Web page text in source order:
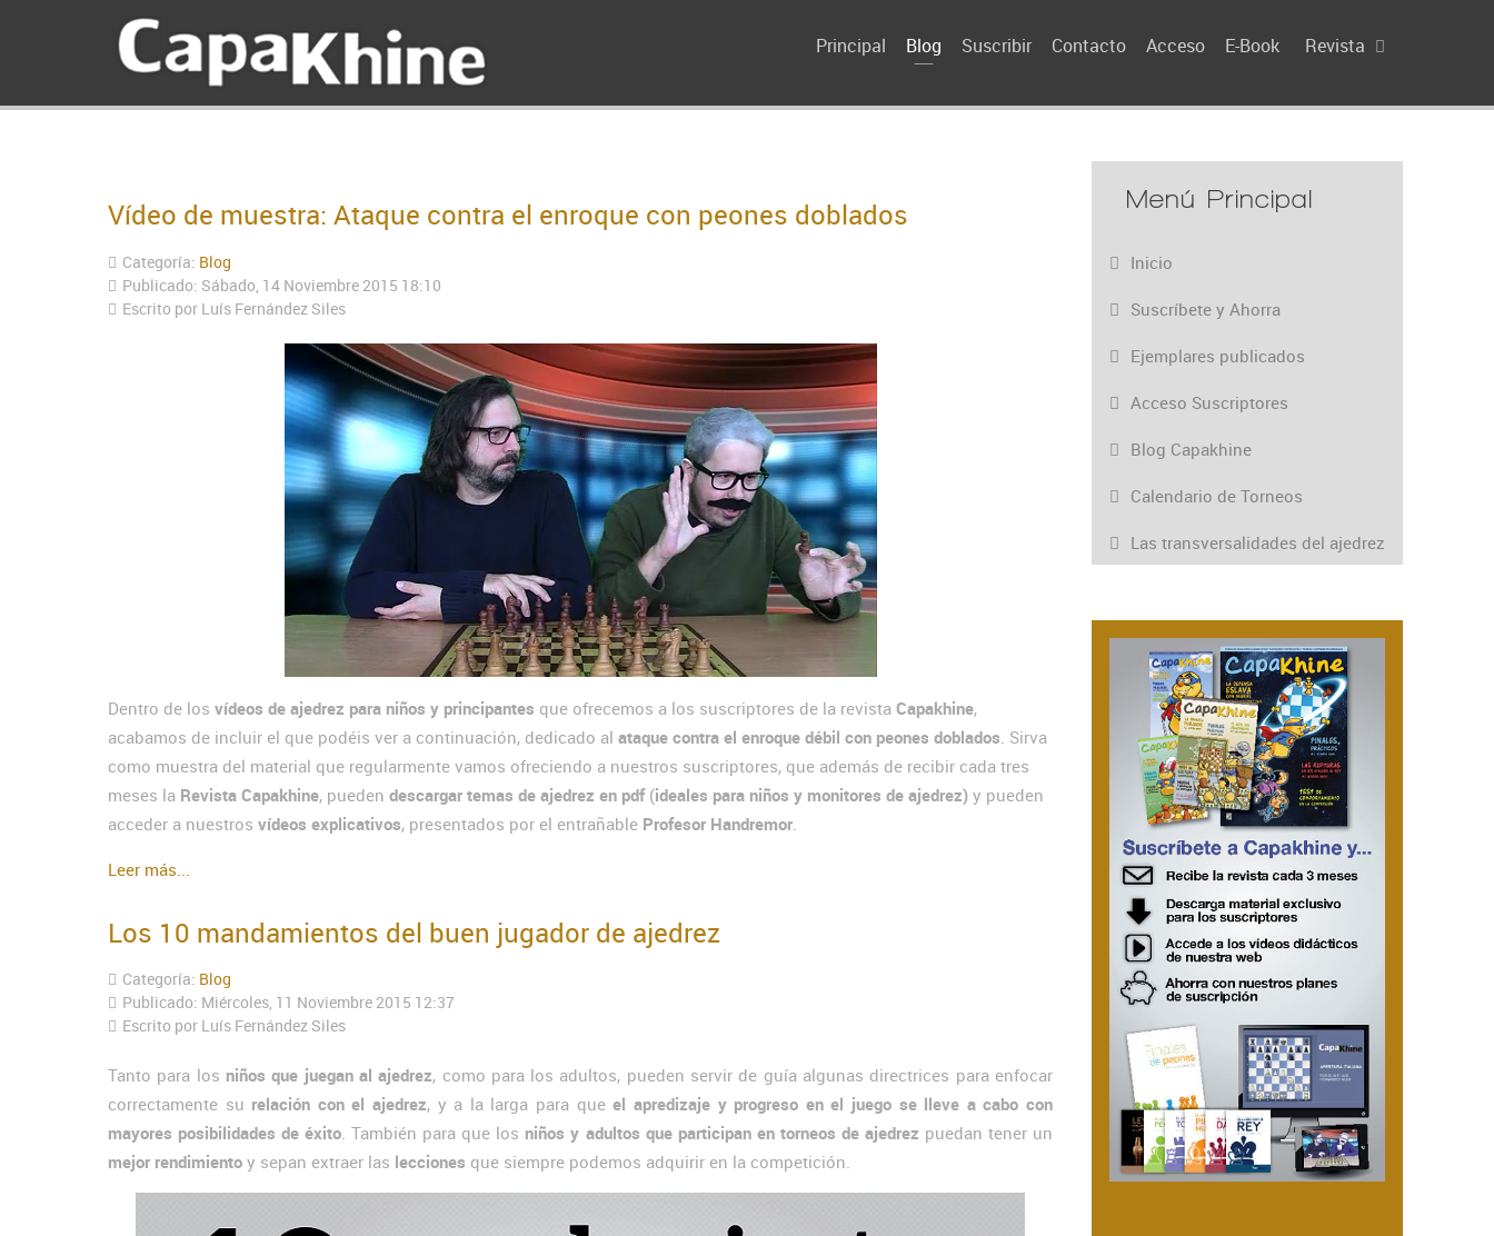
Principal Blog Suscribir Contacto Acceso E-Book Revista
Vídeo de muestra: Ataque contra el enroque con peones doblados
Categoría: Blog
Publicado: Sábado, 14 Noviembre 2015 18:10
Escrito por Luís Fernández Siles
Dentro de los vídeos de ajedrez para niños y principantes que ofrecemos a los suscriptores de la revista Capakhine,
acabamos de incluir el que podéis ver a continuación, dedicado al ataque contra el enroque débil con peones doblados . Sirva
como muestra del material que regularmente vamos ofreciendo a nuestros suscriptores, que además de recibir cada tres
meses la Revista Capakhine, pueden descargar temas de ajedrez en pdf(ideales para niños y monitores de ajedrez) y pueden
acceder a nuestros vídeos explicativos, presentados por el entrañable Profesor Handremor
Leer más...
Los 10 mandamientos del buen jugador de ajedrez
Categoría: Blog
Publicado: Miércoles, 11 Noviembre 2015 12:37
Escrito por Luís Fernández Siles
Tanto para los niños que juegan al ajedrez, como para los adultos, pueden servir de guía algunas directrices para enfocar
correctamente su relación con el ajedrez, y a la larga para queel apredizaje y progreso en el juego se lleve a cabo con
mayores posibilidades de éxito. También para que los niños y adultos que participan en torneos de ajedrez puedan tener un
mejor rendimiento y sepan extraer las lecciones que siempre podemos adquirir en la competición.
Menú Principal
Inicio
Suscríbete y Ahorra
Ejemplares publicados
Acceso Suscriptores
Blog Capakhine
Calendario de Torneos
Las transversalidades del ajedrez